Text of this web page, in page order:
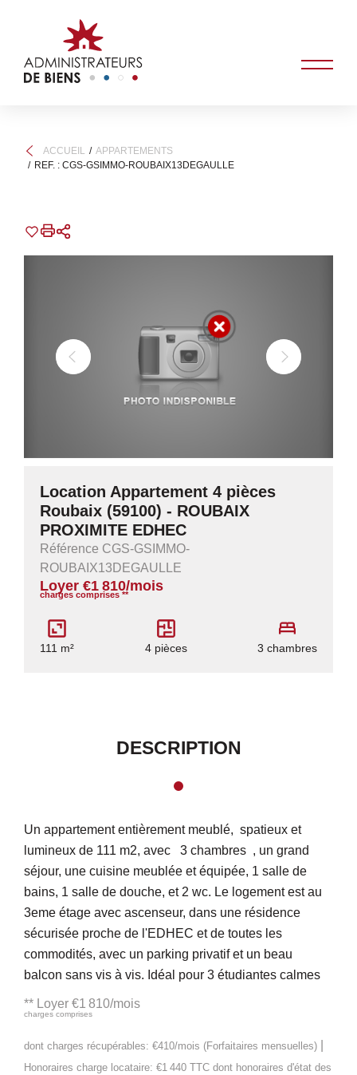
ACCUEIL
APPARTEMENTS
REF. : CGS-GSIMMO-ROUBAIX13DEGAULLE
Location Appartement 4 pièces
Roubaix (59100) - ROUBAIX
PROXIMITE EDHEC
Référence CGS-GSIMMO-
ROUBAIX13DEGAULLE
Loyer €1 810/mois
charges comprises **
111 m² 4 pièces 3 chambres
DESCRIPTION
Un appartement entièrement meublé, spatieux et
lumineux de 111 m2, avec 3 chambres , un grand
séjour, une cuisine meublée et équipée, 1 salle de
bains, 1 salle de douche, et 2 wc. Le logement est au
3eme étage avec ascenseur, dans une résidence
sécurisée proche de l'EDHEC et de toutes les
commodités, avec un parking privatif et un beau
balcon sans vis à vis. Idéal pour 3 étudiantes calmes
** Loyer €1 810/mois
charges comprises
dont charges récupérables: €410/mois (Forfaitaires mensuelles)
Honoraires charge locataire: €1 440 TTC dont honoraires d'état des